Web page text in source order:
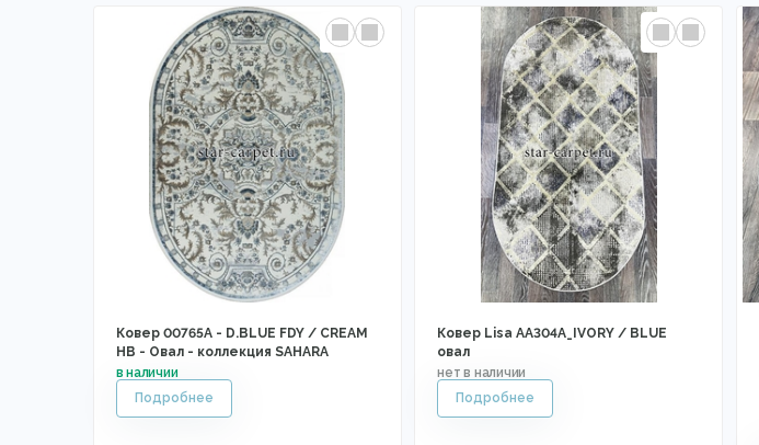
Ковер 00765A - D.BLUE FDY / CREAM
HB - Овал - коллекция SAHARA
Ковер Lisa AA304A_IVORY / BLUE
овал